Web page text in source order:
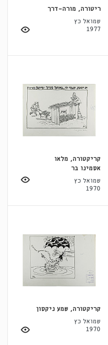
ריטורה, מורה-דרך
שמואל כץ
1977
קריקטורה, מלאו
אסמינו בר
שמואל כץ
1970
קריקטורה, שמע ניקסון
שמואל כץ
1970